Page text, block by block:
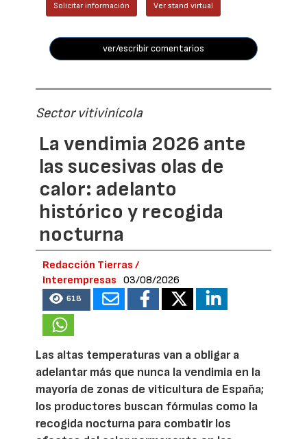
Solicitar información Ver stand virtual
ver/escribir comentarios
Sector vitivinícola
La vendimia 2026 ante
las sucesivas olas de
calor: adelanto
histórico y recogida
nocturna
Redacción Tierras /
Interempresas
03/08/2026
618
Las altas temperaturas van a obligar a
adelantar más que nunca la vendimia en la
mayoría de zonas de viticultura de España;
los productores buscan fórmulas como la
recogida nocturna para combatir los